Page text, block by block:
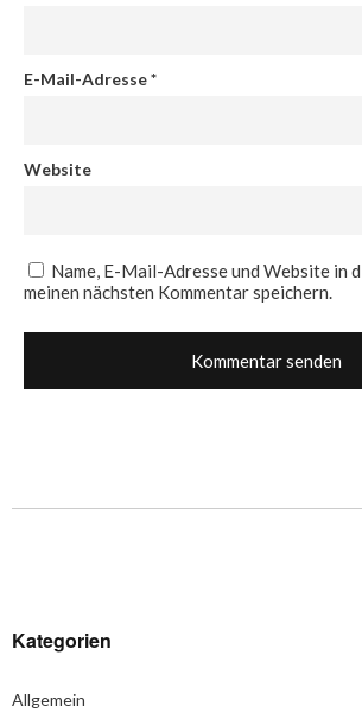
E-Mail-Adresse*
Website
Name, E-Mail-Adresse und Website in
meinen nächsten Kommentar speichern.
Kategorien
Allgemein